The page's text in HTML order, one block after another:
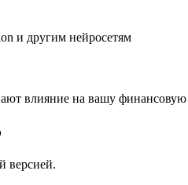
и другим нейросетям
влияние на вашу
версией.